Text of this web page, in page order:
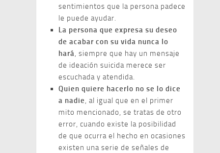
sentimientos que la persona padece
le puede ayudar.
La persona que expresa su deseo
de acabar con su vida nunca lo
hará, siempre que hay un mensaje
de ideación suicida merece ser
escuchada y atendida.
Quien quiere hacerlo no se lo dice
a nadie, al igual que en el primer
mito mencionado, se tratas de otro
error, cuando existe la posibilidad
de que ocurra el hecho en ocasiones
existen una serie de señales de